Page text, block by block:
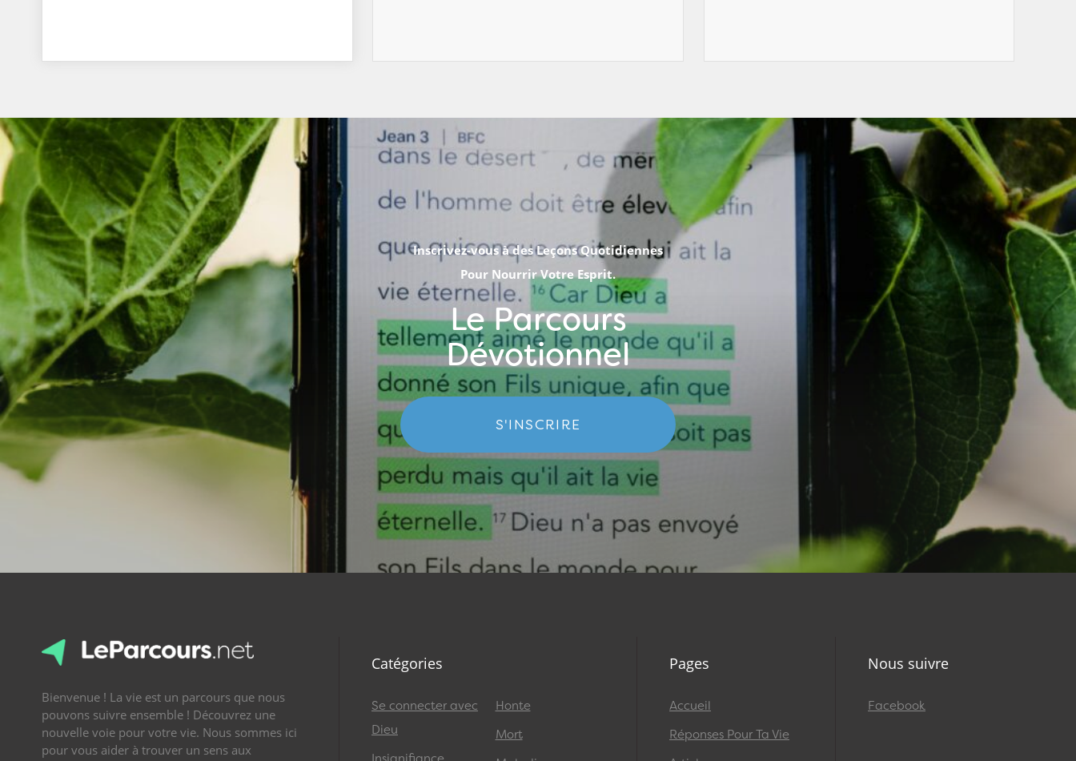
Inscrivez-vous à des Leçons Quotidiennes
Pour Nourrir Votre Esprit.
Le Parcours
Dévotionnel
S'INSCRIRE
Bienvenue ! La vie est un parcours que nous
pouvons suivre ensemble ! Découvrez une
nouvelle voie pour votre vie. Nous sommes ici
pour vous aider à trouver un sens aux
Catégories
Se connecter avec
Dieu
Honte
Mort
Pages
Accueil
Réponses Pour Ta Vie
Nous suivre
Facebook